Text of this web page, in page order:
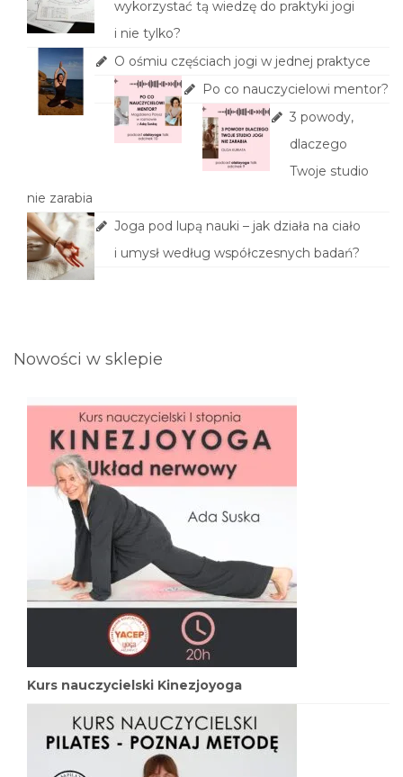
wykorzystać tą wiedzę do praktyki jogi
i nie tylko?
O ośmiu częściach jogi w jednej praktyce
Po co nauczycielowi mentor?
3 powody,
dlaczego
Twoje studio
nie zarabia
Joga pod lupą nauki – jak działa na ciało
i umysł według współczesnych badań?
Nowości w sklepie
Kurs nauczycielski Kinezjoyoga